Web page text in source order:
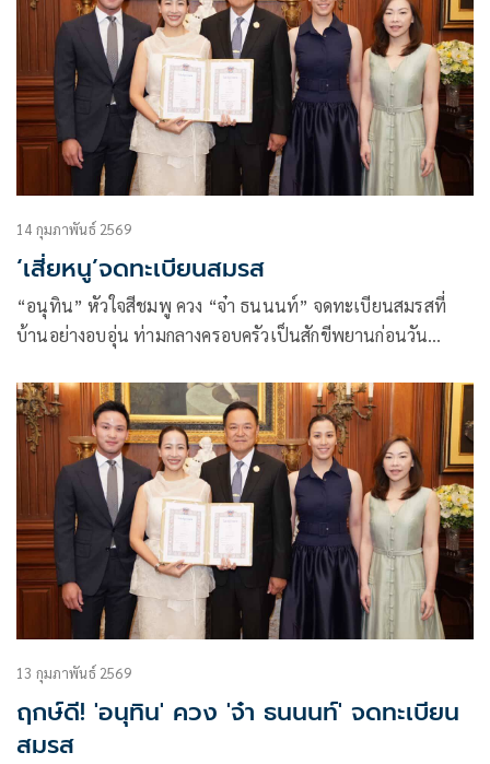
14 กุมภาพันธ์ 2569
‘เสี่ยหนู’จดทะเบียนสมรส
“อนุทิน” หัวใจสีชมพู ควง “จ๋า ธนนนท์” จดทะเบียนสมรสที่
บ้านอย่างอบอุ่น ท่ามกลางครอบครัวเป็นสักขีพยานก่อนวัน
13 กุมภาพันธ์ 2569
ฤกษ์ดี! 'อนุทิน' ควง 'จ๋า ธนนนท์' จดทะเบียน
สมรส